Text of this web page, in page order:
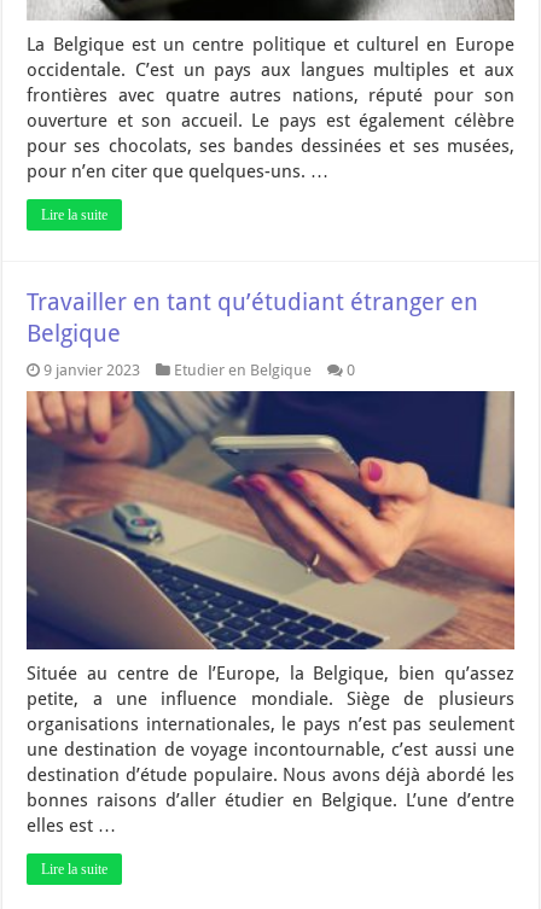
La Belgique est un centre politique et culturel en Europe
occidentale. C’est un pays aux langues multiples et aux
frontières avec quatre autres nations, réputé pour son
ouverture et son accueil. Le pays est également célèbre
pour ses chocolats, ses bandes dessinées et ses musées,
pour n’en citer que quelques-uns. …
Lire la suite
Travailler en tant qu’étudiant étranger en
Belgique
9 janvier 2023 Etudier en Belgique 0
Située au centre de l’Europe, la Belgique, bien qu’assez
petite, a une influence mondiale. Siège de plusieurs
organisations internationales, le pays n’est pas seulement
une destination de voyage incontournable, c’est aussi une
destination d’étude populaire. Nous avons déjà abordé les
bonnes raisons d’aller étudier en Belgique. L’une d’entre
elles est …
Lire la suite